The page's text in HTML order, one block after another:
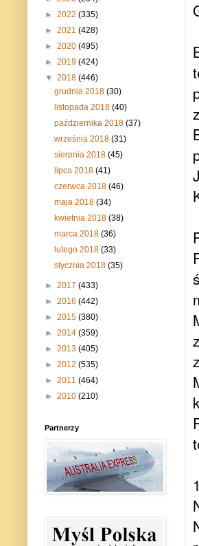
► 2022 (335)
► 2021 (428)
► 2020 (495)
► 2019 (424)
▼ 2018 (446)
grudnia 2018(30)
listopada 2018(40)
października 2018(37)
września 2018(31)
sierpnia 2018(45)
lipca 2018(41)
czerwca 2018(46)
maja 2018(34)
kwietnia 2018(38)
marca 2018(36)
lutego 2018(33)
stycznia 2018(35)
► 2017 (433)
► 2016 (442)
► 2015 (380)
► 2014 (359)
► 2013 (405)
► 2012 (535)
► 2011 (464)
► 2010 (210)
Partnerzy